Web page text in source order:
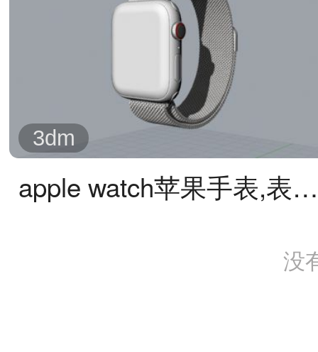
apple watch苹果手表,表带
3dm
没